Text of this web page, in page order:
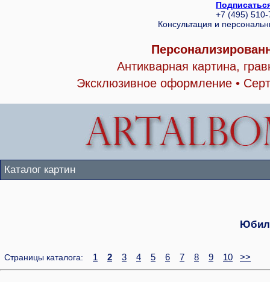
+7 (495)
Консультация и
Антикварная картина,
Эксклюзивное оформление •
Каталог картин
Страницы каталога: 1 2 3 4 5 6 7 8 9 10 >>